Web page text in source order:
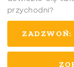
przychodni?
ZADZWOŃ: